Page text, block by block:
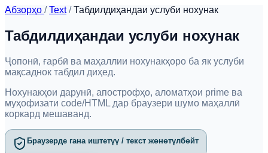
Абзорҳо / Text / Табдилдиҳандаи услуби нохунак
Табдилдиҳандаи услуби нохунак
Ҷопонӣ, ғарбӣ ва маҳаллии нохунакҳоро ба як услуби
мақсаднок табдил диҳед.
Нохунакҳои дарунӣ, апострофҳо, аломатҳои prime ва
муҳофизати code/HTML дар браузери шумо маҳаллӣ
коркард мешаванд.
Браузерде гана иштетүү / текст жөнөтүлбөйт